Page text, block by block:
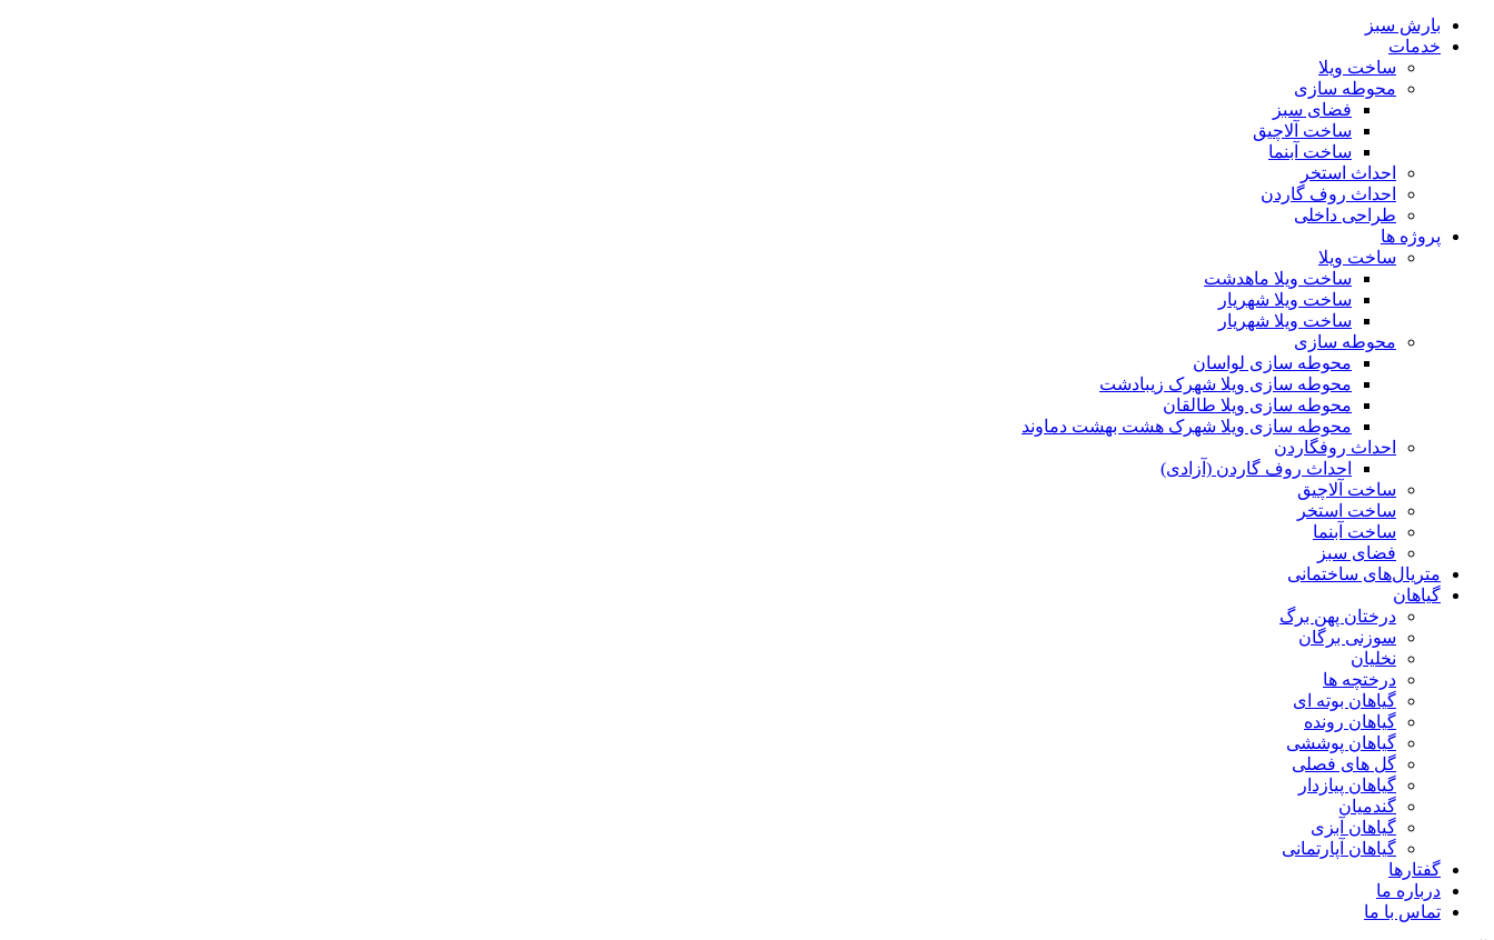
بارش سبز
خدمات
ساخت ویلا
محوطه سازی
فضای سبز
ساخت آلاچیق
ساخت آبنما
احداث استخر
احداث روف گاردن
طراحی داخلی
پروژه ها
ساخت ویلا
ساخت ویلا ماهدشت
ساخت ویلا شهریار
ساخت ویلا شهریار
محوطه سازی
محوطه سازی لواسان
محوطه سازی ویلا شهرک زیبادشت
محوطه سازی ویلا طالقان
محوطه سازی ویلا شهرک هشت بهشت دماوند
احداث روفگاردن
احداث روف گاردن (آزادی)
ساخت آلاچیق
ساخت استخر
ساخت آبنما
فضای سبز
متریال‌های ساختمانی
گیاهان
درختان پهن برگ
سوزنی برگان
نخلیان
درختچه ها
گیاهان بوته ای
گیاهان رونده
گیاهان پوششی
گل های فصلی
گیاهان پیازدار
گندمیان
گیاهان آبزی
گیاهان آپارتمانی
گفتارها
درباره ما
تماس با ما